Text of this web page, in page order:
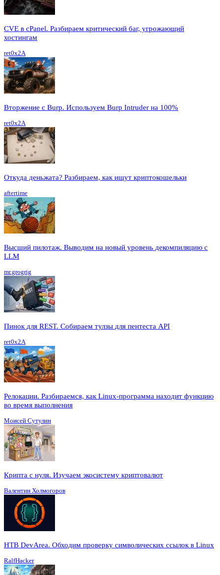
CVE в cPanel. Разбираем критический баг, угрожающий
хостингам
ret0x2A
Вторжение с Burp. Используем Burp Intruder на 100%
ret0x2A
Откуда деньжата? Разбираем, как ищут криптокошельки
aftertime
Высший пилотаж. Выводим на новый уровень декомпиляцию с
LLM
mr.grogrig
Пинок для REST. Собираем тулзы для пентеста API
ret0x2A
Релокации. Разбираемся, как Linux-программа находит функцию
во время выполнения
Моисей Сутулин
Крипта с нуля. Изучаем экосистему криптовалют
Валентин Холмогоров
HTB DevArea. Обходим проверку символических ссылок в Linux
RalfHacker